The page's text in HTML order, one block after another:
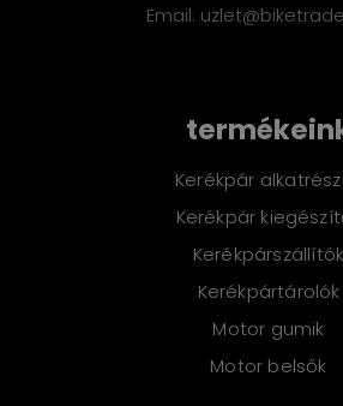
Email:
Kerékpár
Kerékpár
Kerékpárszállítók
Kerékpártárolók
Motor gumik
Motor belsők